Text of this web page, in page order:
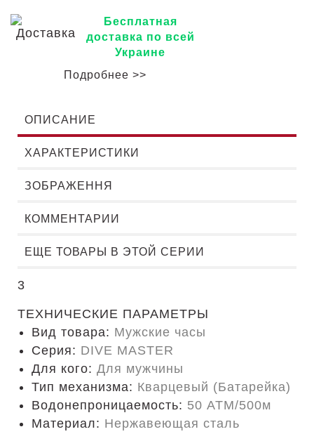
Бесплатная
доставка по всей
Украине
Подробнее >>
ОПИСАНИЕ
ХАРАКТЕРИСТИКИ
ЗОБРАЖЕННЯ
КОММЕНТАРИИ
ЕЩЕ ТОВАРЫ В ЭТОЙ СЕРИИ
3
ТЕХНИЧЕСКИЕ ПАРАМЕТРЫ
Вид товара: Мужские часы
Серия: DIVE MASTER
Для кого: Для мужчины
Тип механизма: Кварцевый (Батарейка)
Водонепроницаемость: 50 ATM/500м
Материал: Нержавеющая сталь